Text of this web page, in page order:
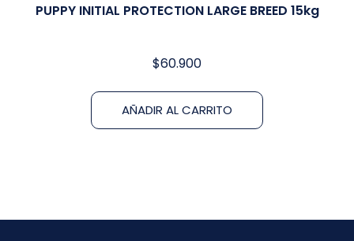
PUPPY INITIAL PROTECTION LARGE BREED 15kg
$60.900
AÑADIR AL CARRITO